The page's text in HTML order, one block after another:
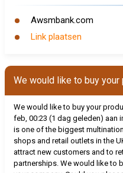
Awsmbank.com
Link plaatsen
We would like to buy your
We would like to buy your
feb, 00:23 (1 dag geleden) aan
is one of the biggest
shops and retail outlets in the
attract new customers and to
partnerships. We would like to